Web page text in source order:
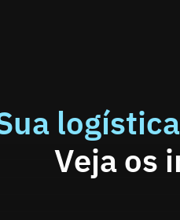
Veja os